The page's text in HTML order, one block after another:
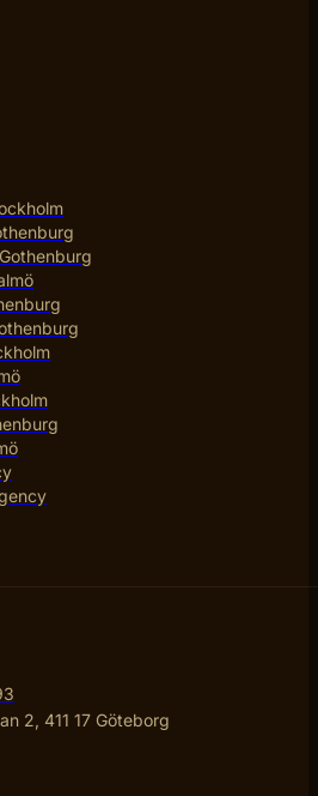
2, 411 17 Göteborg